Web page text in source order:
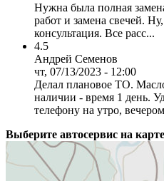
Нужна была полная
работ и замена свечей.
консультация. Все расс...
4.5
Андрей Семенов
чт, 07/13/2023 - 12:00
Делал плановое ТО.
наличии - время 1 день.
телефону на утро,
Выберите автосервис на карте